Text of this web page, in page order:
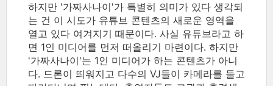
하지만 '가짜사나이'가 특별히 의미가 있다 생각되
는 건 이 시도가 유튜브 콘텐츠의 새로운 영역을
열고 있다 여겨지기 때문이다. 사실 유튜브라고 하
면 1인 미디어를 먼저 떠올리기 마련이다. 하지만
'가짜사나이'는 1인 미디어가 하는 콘텐츠가 아니
다. 드론이 띄워지고 다수의 VJ들이 카메라를 들고